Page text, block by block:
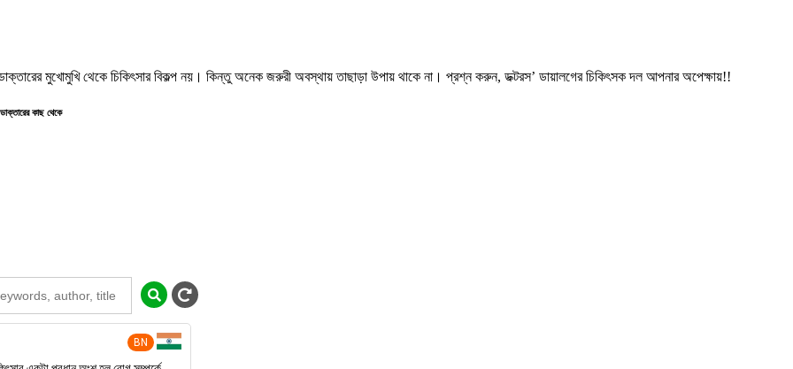
মুখোমুখি থেকে চিকিৎসার বিকল্প নয়। কিন্তু অনেক জরুরী অবস্থায় তাছাড়া উপায় থাকে না। প্রশ্ন করুন, ডক্টরস’ ডায়ালগের চিকিৎসক দল আপনার অপেক্ষায়!!
কাছ থেকে